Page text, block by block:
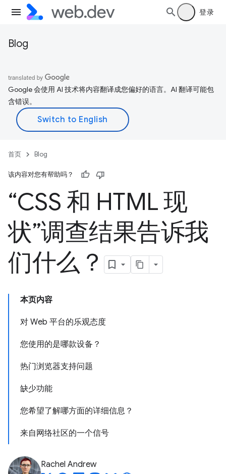
登录
Blog
Google 会使用 AI 技术将内容翻译成您偏好的语言。AI 翻译可能包
含错误。
首页 Blog
该内容对您有帮助吗？
“CSS 和 HTML 现
状”调查结果告诉我
们什么？
本页内容
对 Web 平台的乐观态度
您使用的是哪款设备？
热门浏览器支持问题
缺少功能
您希望了解哪方面的详细信息？
来自网络社区的一个信号
Rachel Andrew